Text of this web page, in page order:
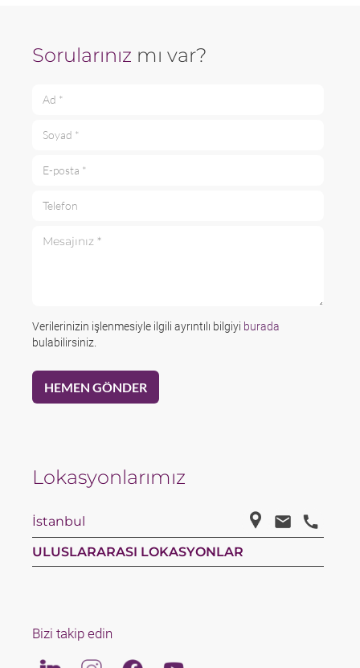
Sorularınız mı var?
Verilerinizin işlenmesiyle ilgili ayrıntılı bilgiyi burada
bulabilirsiniz.
Lokasyonlarımız
İstanbul
ULUSLARARASI LOKASYONLAR
Bizi takip edin